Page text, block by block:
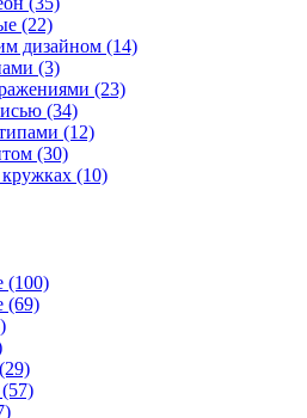
(22)
дизайном (14)
(3)
(23)
(34)
(12)
(30)
(10)
(100)
(69)